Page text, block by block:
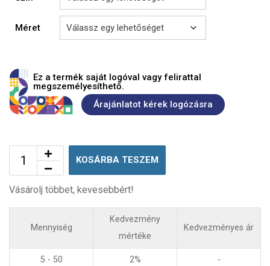
Méret
Ez a termék saját logóval vagy felirattal
megszemélyesíthető.
Árajánlatot kérek logózásra
KOSÁRBA TESZEM
Vásárolj többet, kevesebbért!
Mennyiség
Kedvezmény
mértéke
Kedvezményes ár
5 - 50 2% -